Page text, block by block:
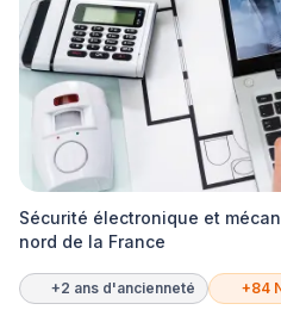
Sécurité électronique et
nord de la France
+2 ans d'ancienneté +84